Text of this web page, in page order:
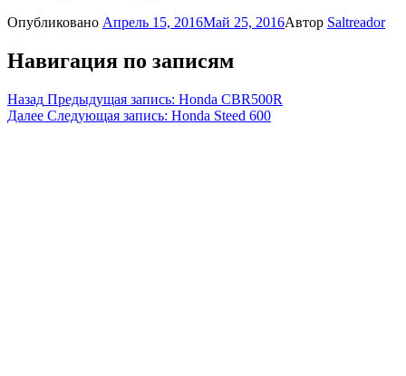
Опубликовано Апрель 15, 2016Май 25, 2016Автор Saltreador
Навигация по записям
Назад Предыдущая запись: Honda CBR500R
Далее Следующая запись: Honda Steed 600